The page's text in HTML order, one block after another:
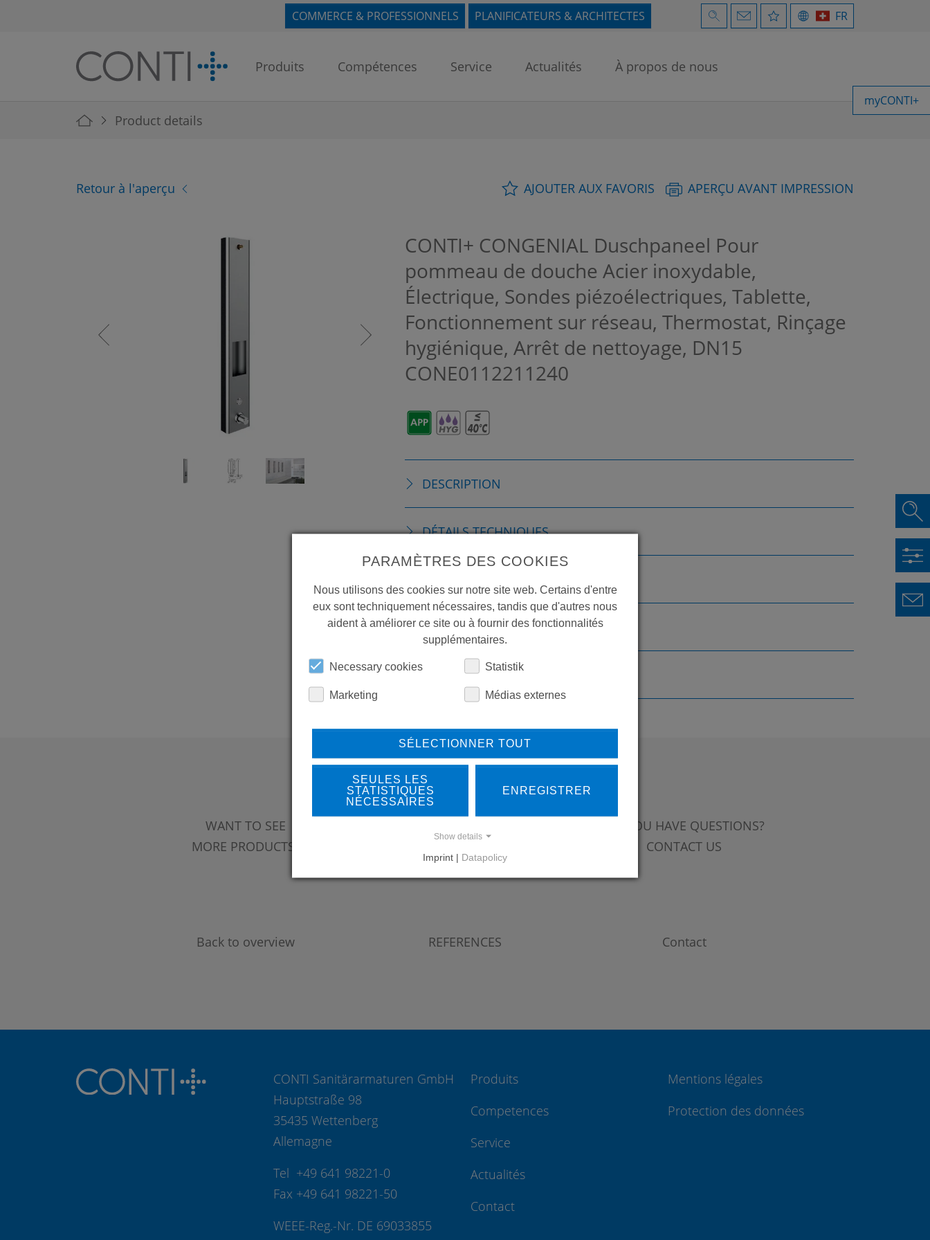
COMMERCE & PROFESSIONNELS PLANIFICATEURS & ARCHITECTES FR
Produits Compétences Service Actualités À propos de nous
myCONTI+
You are here:
Product details
Retour à l'aperçu AJOUTER AUX FAVORIS APERÇU AVANT IMPRESSION
CONTI+ CONGENIAL Duschpaneel Pour
pommeau de douche Acier inoxydable,
Électrique, Sondes piézoélectriques, Tablette,
Fonctionnement sur réseau, Thermostat, Rinçage
hygiénique, Arrêt de nettoyage, DN15
CONE0112211240
DESCRIPTION
DÉTAILS TECHNIQUES
PIÈCES DE RECHANGE
TÉLÉCHARGEMENTS
WANT TO SEE
MORE PRODUCTS?
Back to overview REFERENCES
DO YOU HAVE QUESTIONS?
CONTACT US
Contact
CONTI Sanitärarmaturen GmbH
Hauptstraße 98
35435 Wettenberg
Allemagne
Tel +49 641 98221-0
Fax +49 641 98221-50
WEEE-Reg.-Nr. DE 69033855
Produits
Competences
Service
Actualités
Contact
Mentions légales
Protection des données
PARAMÈTRES DES COOKIES
Nous utilisons des cookies sur notre site web. Certains d'entre
eux sont techniquement nécessaires, tandis que d'autres nous
aident à améliorer ce site ou à fournir des fonctionnalités
supplémentaires.
Necessary cookies Statistik
Marketing Médias externes
SÉLECTIONNER TOUT
SEULES LES
STATISTIQUES
NÉCESSAIRES
ENREGISTRER
Show details
Imprint | Datapolicy